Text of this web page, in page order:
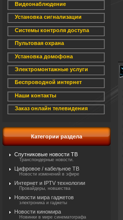
Видеонаблюдение
Установка сигнализации
Системы контроля доступа
Пультовая охрана
Установка домофона
Электромонтажные услуги
Беспроводной интернет
Наши контакты
Заказ онлайн телевидения
Категории раздела
Спутниковые новости ТВ
Транспондерные новости.
Цифровое / кабельное ТВ
Новости изменений в эфире
Интернет и IPTV технологии
Провайдеры, новшества
Новости мира гаджетов
электроника и гаджеты
Новости киномира
Новинки в мире синематографа